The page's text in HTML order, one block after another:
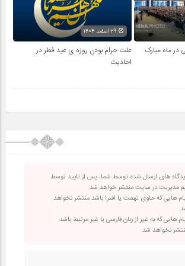
در ماه مبارک
علت حرام بودن روزه ی عید فطر در
احادیث
های ارسال شده توسط شما، پس از تایید توسط
مدیریت در سایت منتشر خواهد شد.
هایی که حاوی تهمت یا افترا باشد منتشر نخواهد
هایی که به غیر از زبان فارسی یا غیر مرتبط باشد
نخواهد شد.